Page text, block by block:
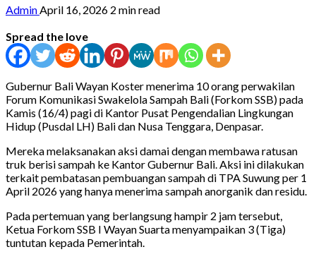
AdminApril 16, 2026 2 min read
Spread the love
Gubernur Bali Wayan Koster menerima 10 orang perwakilan
Forum Komunikasi Swakelola Sampah Bali (Forkom SSB) pada
Kamis (16/4) pagi di Kantor Pusat Pengendalian Lingkungan
Hidup (Pusdal LH) Bali dan Nusa Tenggara, Denpasar.
Mereka melaksanakan aksi damai dengan membawa ratusan
truk berisi sampah ke Kantor Gubernur Bali. Aksi ini dilakukan
terkait pembatasan pembuangan sampah di TPA Suwung per 1
April 2026 yang hanya menerima sampah anorganik dan residu.
Pada pertemuan yang berlangsung hampir 2 jam tersebut,
Ketua Forkom SSB I Wayan Suarta menyampaikan 3 (Tiga)
tuntutan kepada Pemerintah.